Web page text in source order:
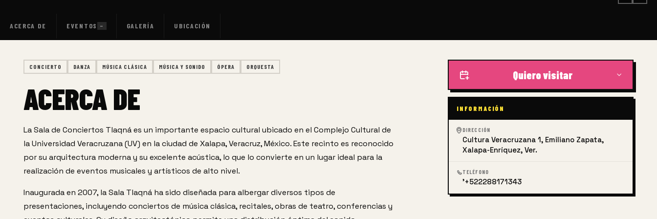
ACERCA DE EVENTOS — GALERÍA UBICACIÓN
CONCIERTO DANZA MÚSICA CLÁSICA MÚSICA Y SONIDO ÓPERA ORQUESTA
ACERCA DE
La Sala de Conciertos Tlaqná es un importante espacio cultural ubicado en el Complejo Cultural de
la Universidad Veracruzana (UV) en la ciudad de Xalapa, Veracruz, México. Este recinto es reconocido
por su arquitectura moderna y su excelente acústica, lo que lo convierte en un lugar ideal para la
realización de eventos musicales y artísticos de alto nivel.
Inaugurada en 2007, la Sala Tlaqná ha sido diseñada para albergar diversos tipos de
presentaciones, incluyendo conciertos de música clásica, recitales, obras de teatro, conferencias y
Quiero visitar
INFORMACIÓN
DIRECCIÓN
Cultura Veracruzana 1, Emiliano Zapata,
Xalapa-Enríquez, Ver.
TELÉFONO
'+522288171343